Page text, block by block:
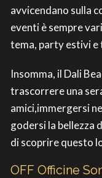
avvicendano sulla
eventi è sempre
tema, party estivi
Insomma, il Dali
trascorrere una
amici,immergersi
godersi la bellezza
di scoprire questo
OFF Officine